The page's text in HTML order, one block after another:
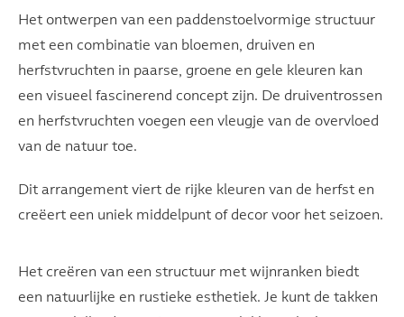
Het ontwerpen van een paddenstoelvormige structuur
met een combinatie van bloemen, druiven en
herfstvruchten in paarse, groene en gele kleuren kan
een visueel fascinerend concept zijn. De druiventrossen
en herfstvruchten voegen een vleugje van de overvloed
van de natuur toe.
Dit arrangement viert de rijke kleuren van de herfst en
creëert een uniek middelpunt of decor voor het seizoen.
Het creëren van een structuur met wijnranken biedt
een natuurlijke en rustieke esthetiek. Je kunt de takken